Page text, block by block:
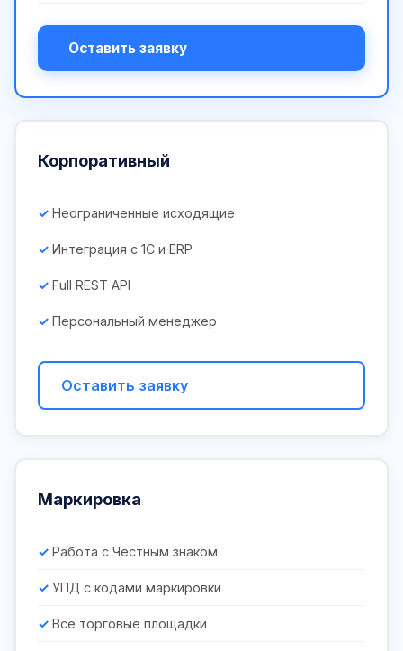
Оставить заявку
Корпоративный
Неограниченные исходящие
Интеграция с 1С и ERP
Full REST API
Персональный менеджер
Оставить заявку
Маркировка
Работа с Честным знаком
УПД с кодами маркировки
Все торговые площадки